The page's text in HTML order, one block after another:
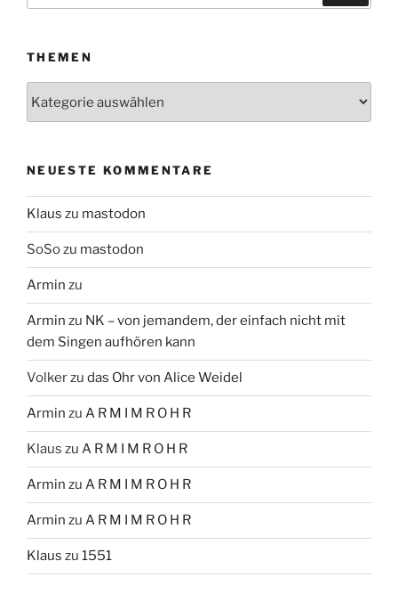
THEMEN
NEUESTE KOMMENTARE
Klaus zu mastodon
SoSozu mastodon
Armin zu
Armin zu NK – von jemandem, der einfach nicht mit
dem Singen aufhören kann
Volkerzu das Ohr von Alice Weidel
Armin zu A R M I M R O H R
Klaus zu A R M I M R O H R
Armin zu A R M I M R O H R
Armin zu A R M I M R O H R
Klaus zu 1551